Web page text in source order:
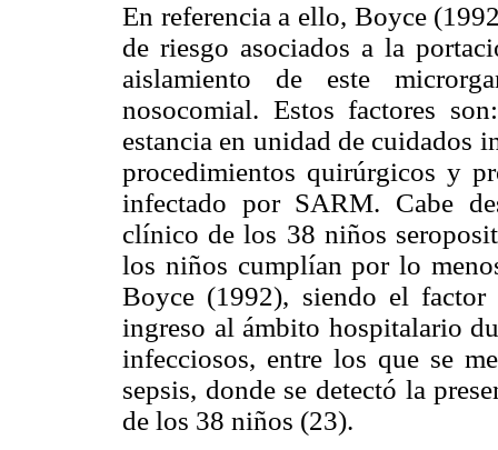
En referencia a ello, Boyce
de riesgo asociados a la
aislamiento de este
nosocomial. Estos factores
estancia en unidad de cuidados
procedimientos quirúrgicos y
infectado por SARM. Cabe
clínico de los 38 niños
los niños cumplían por lo
Boyce (1992), siendo el factor
ingreso al ámbito hospitalario
infecciosos, entre los que se
sepsis, donde se detectó la
de los 38 niños (23).